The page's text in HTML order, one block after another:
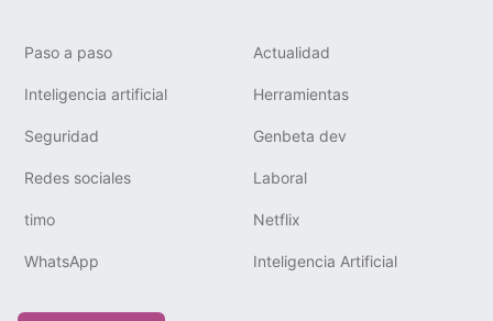
Paso a paso Actualidad
Inteligencia artificial Herramientas
Seguridad Genbeta dev
Redes sociales Laboral
timo Netflix
WhatsApp Inteligencia Artificial